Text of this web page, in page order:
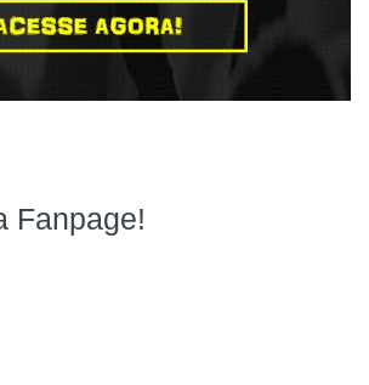
Fanpage!